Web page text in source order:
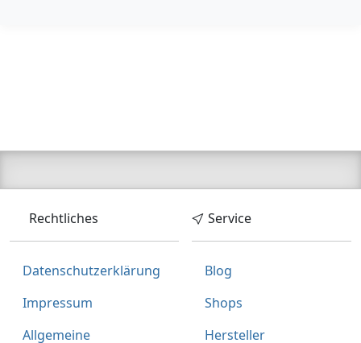
Rechtliches
Datenschutzerklärung
Impressum
Allgemeine
Service
Blog
Shops
Hersteller